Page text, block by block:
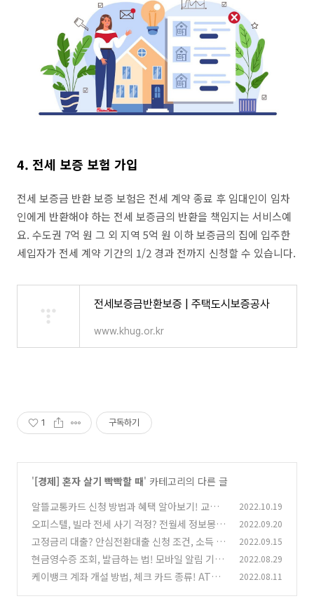
4. 전세 보증 보험 가입
전세 보증금 반환 보증 보험은 전세 계약 종료 후 임대인이 임차
인에게 반환해야 하는 전세 보증금의 반환을 책임지는 서비스예
요. 수도권 7억 원 그 외 지역 5억 원 이하 보증금의 집에 입주한
세입자가 전세 계약 기간의 1/2 경과 전까지 신청할 수 있습니다.
전세보증금반환보증 | 주택도시보증공사
www.khug.or.kr
1 구독하기
'[경제] 혼자 살기 빡빡할 때' 카테고리의 다른 글
알뜰교통카드 신청 방법과 혜택 알아보기! 교통
비 최대 30%할인
(0)
2022.10.19
오피스텔, 빌라 전세 사기 걱정? 전월세 정보몽땅
에서 해결하기
(0)
2022.09.20
고정금리 대출? 안심전환대출 신청 조건, 소득 기
준, 금리 정리 끝!
(0)
2022.09.15
현금영수증 조회, 발급하는 법! 모바일 알림 기능
으로 더 똑똑하게 쓰자
(0)
2022.08.29
케이뱅크 계좌 개설 방법, 체크 카드 종류! ATM
2022.08.11